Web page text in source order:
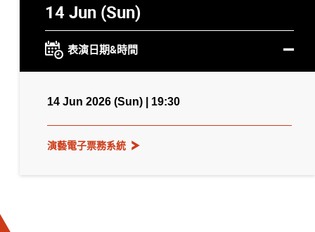
14 Jun (Sun)
表演日期&時間
14 Jun 2026 (Sun) | 19:30
演藝電子票務系統